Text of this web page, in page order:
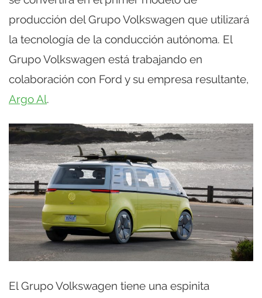
producción del Grupo Volkswagen que utilizará
la tecnología de la conducción autónoma. El
Grupo Volkswagen está trabajando en
colaboración con Ford y su empresa resultante,
Argo Al.
El Grupo Volkswagen tiene una espinita